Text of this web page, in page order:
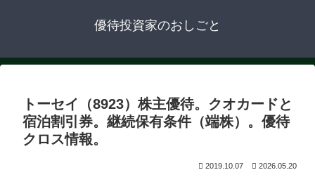
優待投資家のおしごと
トーセイ（8923）株主優待。クオカードと
宿泊割引券。継続保有条件（端株）。優待
クロス情報。
2019.10.07 2026.05.20